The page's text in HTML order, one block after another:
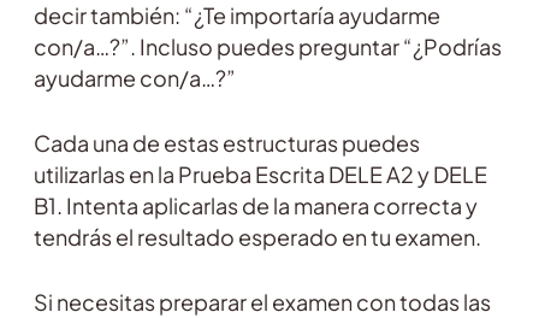
decir también: “¿Te importaría ayudarme
con/a…?”. Incluso puedes preguntar “¿Podrías
ayudarme con/a…?”
Cada una de estas estructuras puedes
utilizarlas en la Prueba Escrita DELE A2 y DELE
B1. Intenta aplicarlas de la manera correcta y
tendrás el resultado esperado en tu examen.
Si necesitas preparar el examen con todas las